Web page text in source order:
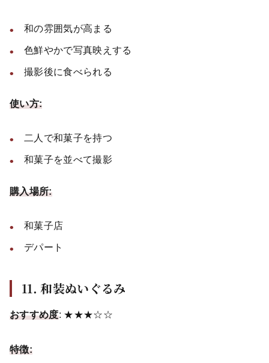
和の雰囲気が高まる
色鮮やかで写真映えする
撮影後に食べられる
使い方:
二人で和菓子を持つ
和菓子を並べて撮影
購入場所:
和菓子店
デパート
11. 和装ぬいぐるみ
おすすめ度: ★★★☆☆
特徴: